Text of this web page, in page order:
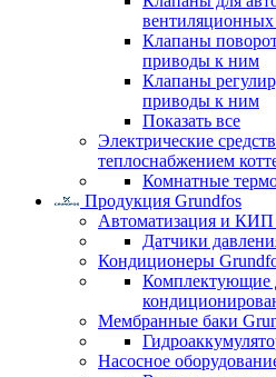
вентиляционных
Клапаны
приводы к ним
Клапаны
приводы к ним
Показать все
Электрические
теплоснабжением
Комнатные
Продукция Grundfos
Автоматизация и КИП
Датчики
Кондиционеры
Комплектующие
Мембранные баки
Насосное